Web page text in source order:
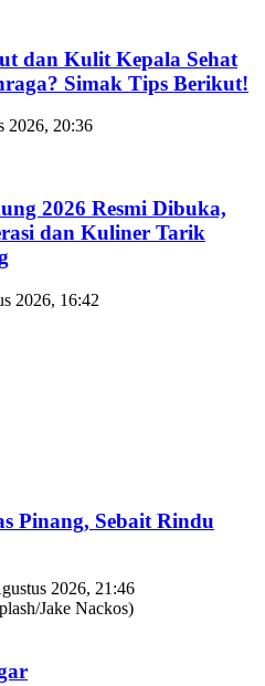
dan Kulit Kepala Sehat
Simak Tips Berikut!
2026, 20:36
2026 Resmi Dibuka,
dan Kuliner Tarik
2026, 16:42
Pinang, Sebait Rindu
2026, 21:46